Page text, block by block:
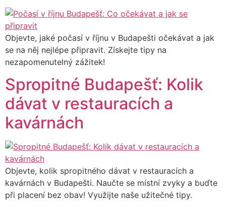
Objevte, jaké počasí v říjnu v Budapešti očekávat a jak
se na něj nejlépe připravit. Získejte tipy na
nezapomenutelný zážitek!
Spropitné Budapešť: Kolik
dávat v restauracích a
kavárnách
Objevte, kolik spropitného dávat v restauracích a
kavárnách v Budapešti. Naučte se místní zvyky a buďte
při placení bez obav! Využijte naše užitečné tipy.